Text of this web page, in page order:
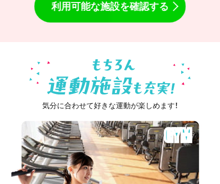
利用可能な施設を確認する
気分に合わせて好きな運動が楽しめます！
GYM